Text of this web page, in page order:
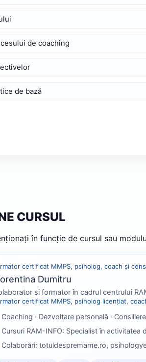
de coaching
de bază
CURSUL
în funcție de cursul sau
certificat MMPS, psiholog, coach și
Dumitru
și formator în cadrul centrului
certificat MMPS, psiholog licențiat,
Coaching · Dezvoltare personală ·
Cursuri RAM-INFO: Specialist în
Colaborări: totuldespremame.ro,